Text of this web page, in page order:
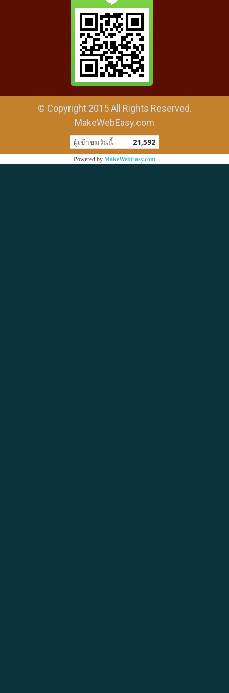
© Copyright 2015 All Rights Reserved.
MakeWebEasy.com
ผู้เข้าชมวันนี้ 21,592
Powered by MakeWebEasy.com